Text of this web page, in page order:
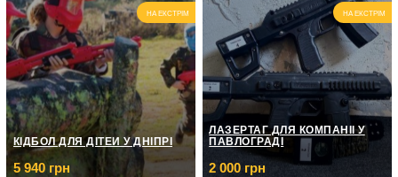
1 ос. /
5 000
грн
1 ос. /
10 000
грн
НА ЕКСТРІМ
КІДБОЛ ДЛЯ ДІТЕЙ У ДНІПРІ
5 940 грн
НА ЕКСТРІМ
ЛАЗЕРТАГ ДЛЯ КОМПАНІЇ У
ПАВЛОГРАДІ
2 000 грн